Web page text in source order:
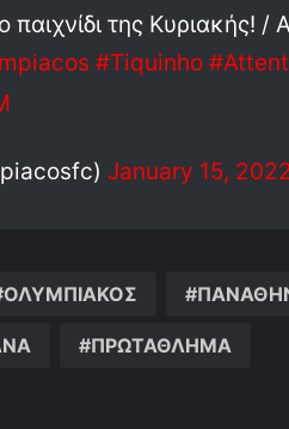
της Κυριακής! /
#Tiquinho
January 15,
ΟΛΥΜΠΙΑΚΟΣ
ΠΡΩΤΑΘΛΗΜΑ